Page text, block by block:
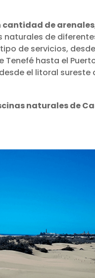
de
naturales de
de servicios,
hasta el
el litoral sureste
naturales de